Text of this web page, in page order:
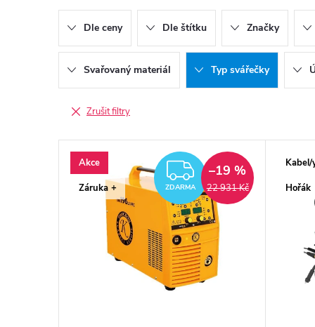
Dle ceny Dle štítku Značky
Svařovaný materiál Typ svářečky
Zrušit filtry
Výpis produktů
Akce
Záruka +
ZDARMA
ZDARMA 22 931 Kč
–19 %
Kabel/
Hořák